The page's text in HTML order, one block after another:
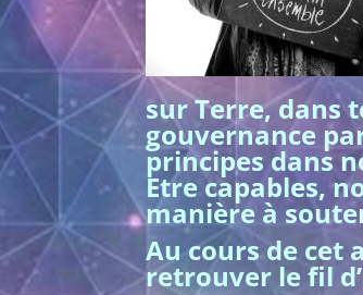
sur Terre, dans
gouvernance
principes dans
Etre capables,
manière à
Au cours de cet
retrouver le fil